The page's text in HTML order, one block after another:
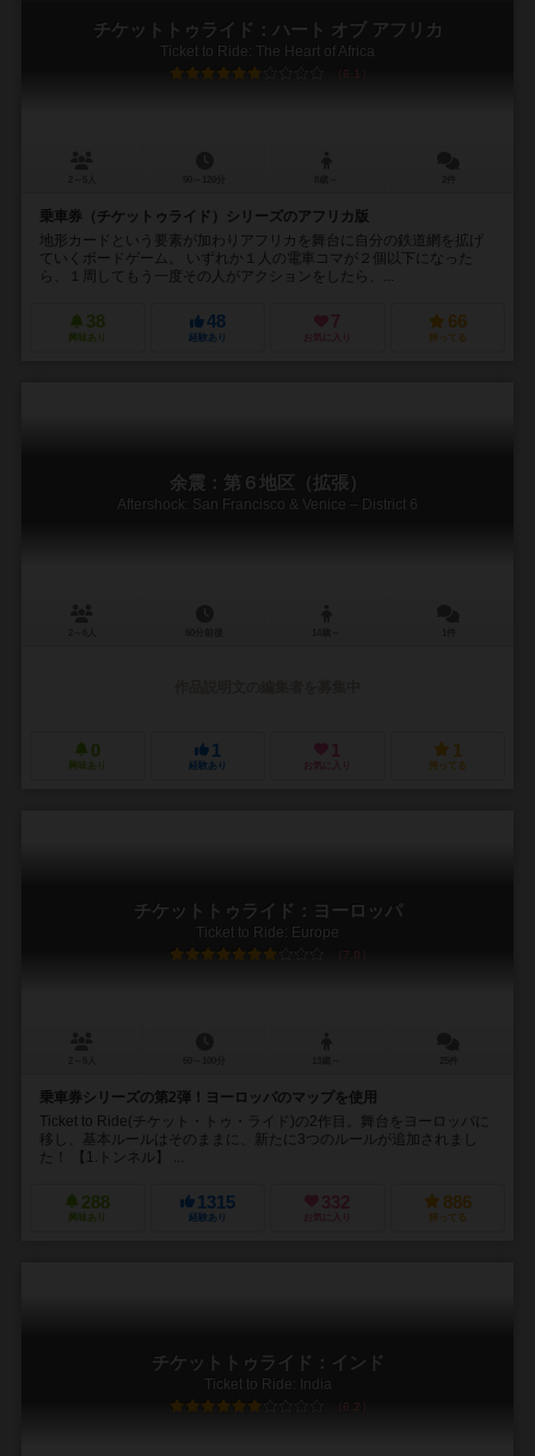
チケットトゥライド：ハート オブ アフリカ
Ticket to Ride: The Heart of Africa
6.1
乗車券（チケットゥライド）シリーズのアフリカ版
地形カードという要素が加わりアフリカを舞台に自分の鉄道網を拡げ
ていくボードゲーム。 いずれか１人の電車コマが２個以下になった
ら、１周してもう一度その人がアクションをしたら、...
38
興味あり
48
経験あり
7
お気に入り
66
持ってる
余震：第６地区（拡張）
Aftershock: San Francisco & Venice – District 6
0
興味あり
1
経験あり
1
お気に入り
1
持ってる
チケットトゥライド：ヨーロッパ
Ticket to Ride: Europe
7.0
乗車券シリーズの第2弾！ヨーロッパのマップを使用
Ticket to Ride(チケット・トゥ・ライド)の2作目。舞台をヨーロッパに
移し、基本ルールはそのままに、新たに3つのルールが追加されまし
た！ 【1.トンネル】 ...
288
興味あり
1315
経験あり
332
お気に入り
886
持ってる
チケットトゥライド：インド
Ticket to Ride: India
6.2